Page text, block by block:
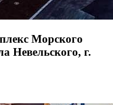
Морского
Невельского, г.